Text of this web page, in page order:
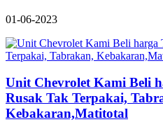
01-06-2023
Unit Chevrolet Kami Beli
Rusak Tak Terpakai,
Kebakaran,Matitotal